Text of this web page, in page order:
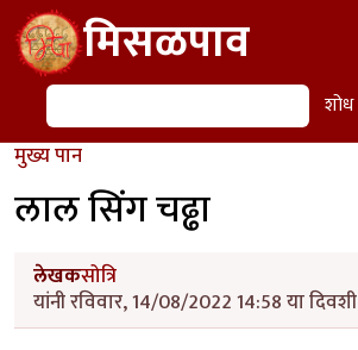
Skip to main contentमिसळपाव
शोध शोध
मुख्य पान
लाल सिंग चढ्ढा
लेखकसोत्रि
यांनी रविवार, 14/08/2022 14:58 या